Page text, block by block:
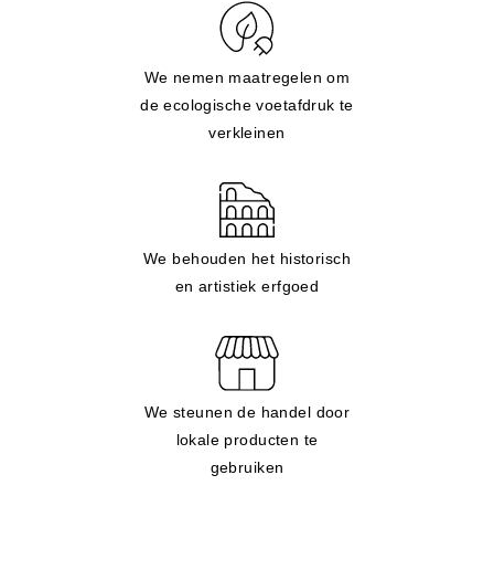
We nemen maatregelen om
de ecologische voetafdruk te
verkleinen
We behouden het historisch
en artistiek erfgoed
We steunen de handel door
lokale producten te
gebruiken